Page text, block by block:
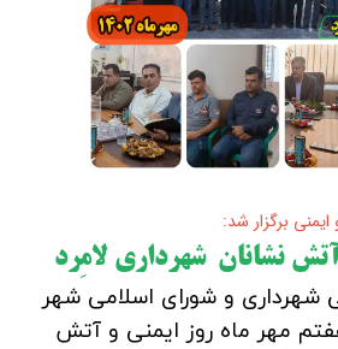
برگزار شد:
نشانان شهرداری لامِرد
شهرداری و شورای اسلامی شهر
مهر ماه روز ایمنی و آتش